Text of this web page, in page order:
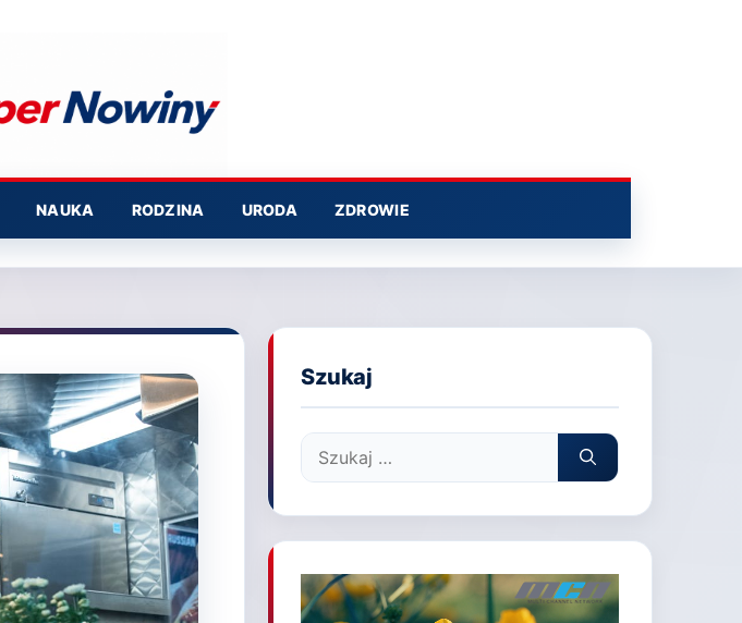
NAUKA RODZINA URODA ZDROWIE
Szukaj
Szukaj: